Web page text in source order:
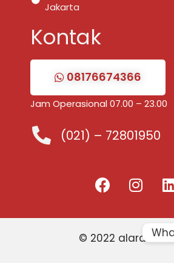
Jakarta
Kontak
08176674366
Jam Operasional 07.00 – 23.00
(021) – 72801950
© 2022